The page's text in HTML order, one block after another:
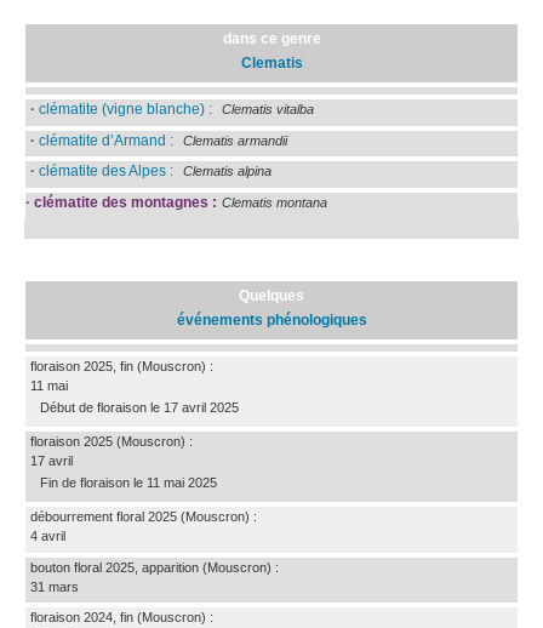
dans ce genre
Clematis
· clématite (vigne blanche) : Clematis vitalba
· clématite d’Armand : Clematis armandii
· clématite des Alpes : Clematis alpina
· clématite des montagnes : Clematis montana
Quelques
événements phénologiques
floraison 2025, fin (Mouscron) :
11 mai
Début de floraison le 17 avril 2025
floraison 2025 (Mouscron) :
17 avril
Fin de floraison le 11 mai 2025
débourrement floral 2025 (Mouscron) :
4 avril
bouton floral 2025, apparition (Mouscron) :
31 mars
floraison 2024, fin (Mouscron) :